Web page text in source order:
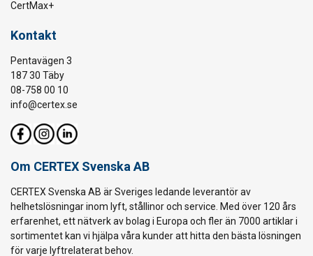
CertMax+
Kontakt
Pentavägen 3
187 30 Täby
08-758 00 10
info@certex.se
Om CERTEX Svenska AB
CERTEX Svenska AB är Sveriges ledande leverantör av
helhetslösningar inom lyft, stållinor och service. Med över 120 års
erfarenhet, ett nätverk av bolag i Europa och fler än 7000 artiklar i
sortimentet kan vi hjälpa våra kunder att hitta den bästa lösningen
för varje lyftrelaterat behov.